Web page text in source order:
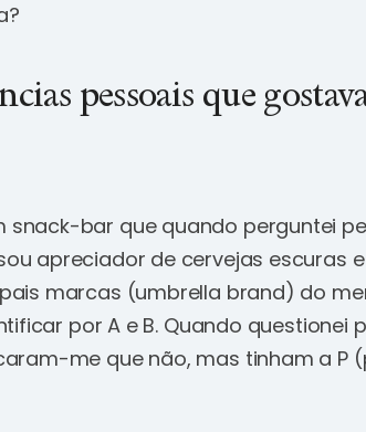
pessoais que
snack-bar que quando perguntei
apreciador de cervejas escuras
marcas (umbrella brand) do
por A e B. Quando questionei
me que não, mas tinham a P